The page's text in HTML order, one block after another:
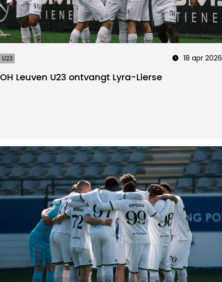
U23 18 apr 2026
OH Leuven U23 ontvangt Lyra-Lierse